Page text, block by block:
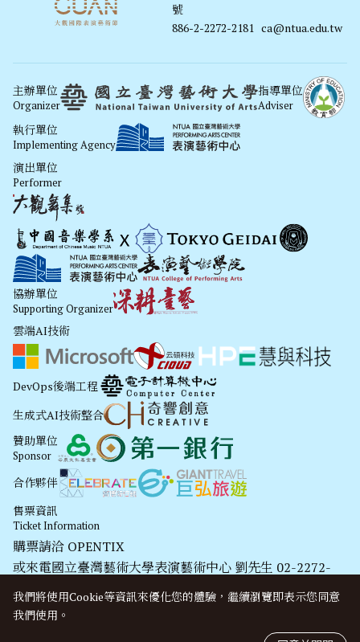
號
886-2-2272-2181 ca@ntua.edu.tw
主辦單位
Organizer
指導單位
Adviser
執行單位
Implementing Agency
演出單位
Performer
協辦單位
Supporting Organizer
雲端AI技術
DevOps後端工程
生成式AI技術整合
贊助單位
Sponsor
合作夥伴
售票資訊
Ticket Information
購票請洽 OPENTIX
或來電國立臺灣藝術大學表演藝術中心 劉先生 02-2272-
2181#1753
我們將使用cookie等資訊來優化您的體驗，繼續瀏覽即表示您同意
我們使用。